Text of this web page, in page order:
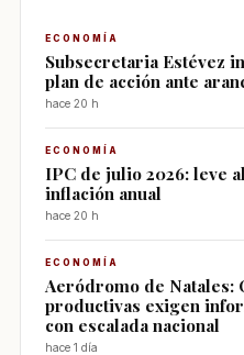
ECONOMÍA
Subsecretaria Estévez
plan de acción ante
hace 20 h
ECONOMÍA
IPC de julio 2026: leve
inflación anual
hace 20 h
ECONOMÍA
Aeródromo de Natales:
productivas exigen
con escalada nacional
hace 1 día